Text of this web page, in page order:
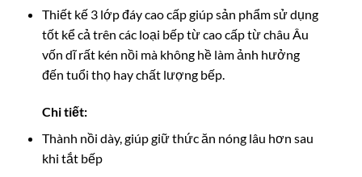
Thiết kế 3 lớp đáy cao cấp giúp sản phẩm sử dụng
tốt kể cả trên các loại bếp từ cao cấp từ châu Âu
vốn dĩ rất kén nồi mà không hề làm ảnh hưởng
đến tuổi thọ hay chất lượng bếp.
Chi tiết:
Thành nồi dày, giúp giữ thức ăn nóng lâu hơn sau
khi tắt bếp